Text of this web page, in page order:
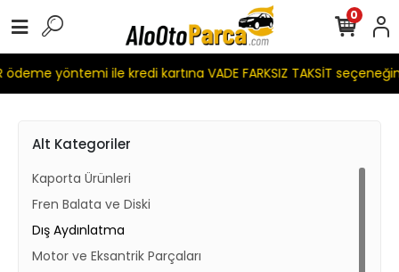
ödeme yöntemi ile kredi kartına VADE FARKSIZ TAKSİT
0
Alt Kategoriler
Kaporta Ürünleri
Fren Balata ve Diski
Dış Aydınlatma
Motor ve Eksantrik Parçaları